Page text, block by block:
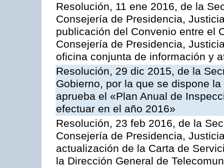
Resolución, 11 ene 2016, de la
Consejería de Presidencia,
publicación del Convenio entre el
Consejería de Presidencia,
oficina conjunta de información y
Resolución, 29 dic 2015, de la
Gobierno, por la que se dispone
aprueba el «Plan Anual de
efectuar en el año 2016»
Resolución, 23 feb 2016, de la
Consejería de Presidencia,
actualización de la Carta de
la Dirección General de